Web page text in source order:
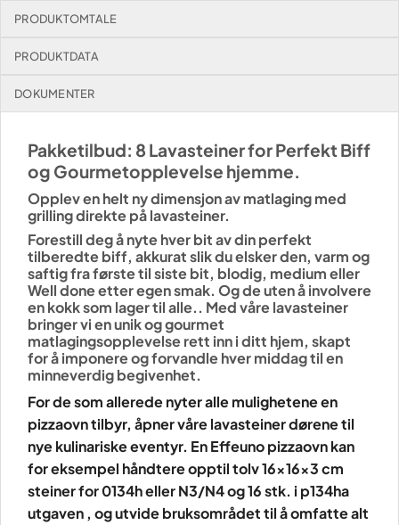
PRODUKTOMTALE
PRODUKTDATA
DOKUMENTER
Pakketilbud: 8 Lavasteiner for Perfekt Biff
og Gourmetopplevelse hjemme.
Opplev en helt ny dimensjon av matlaging med
grilling direkte på lavasteiner.
Forestill deg å nyte hver bit av din perfekt
tilberedte biff, akkurat slik du elsker den, varm og
saftig fra første til siste bit, blodig, medium eller
Well done etter egen smak. Og de uten å involvere
en kokk som lager til alle.. Med våre lavasteiner
bringer vi en unik og gourmet
matlagingsopplevelse rett inn i ditt hjem, skapt
for å imponere og forvandle hver middag til en
minneverdig begivenhet.
For de som allerede nyter alle mulighetene en
pizzaovn tilbyr, åpner våre lavasteiner dørene til
nye kulinariske eventyr. En Effeuno pizzaovn kan
for eksempel håndtere opptil tolv 16x16x3 cm
steiner for 0134h eller N3/N4 og 16 stk. i p134ha
utgaven , og utvide bruksområdet til å omfatte alt